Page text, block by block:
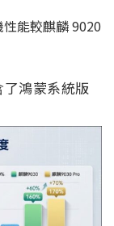
性能較麒麟 9020
鴻蒙系統版